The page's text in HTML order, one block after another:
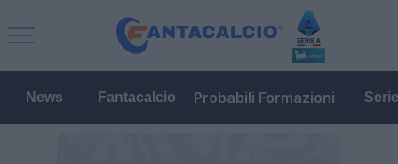
News Fantacalcio Probabili Formazioni